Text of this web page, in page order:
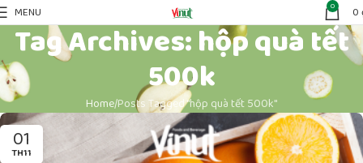
MENU 0 0
Tag Archives: hộp quà tết
500k
HomePosts Tagged "hộp quà tết 500k"
01
TH11